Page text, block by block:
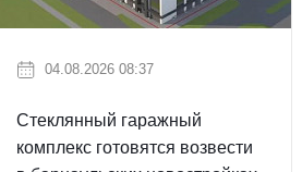
04.08.2026 08:37
Стеклянный гаражный
комплекс готовятся возвести